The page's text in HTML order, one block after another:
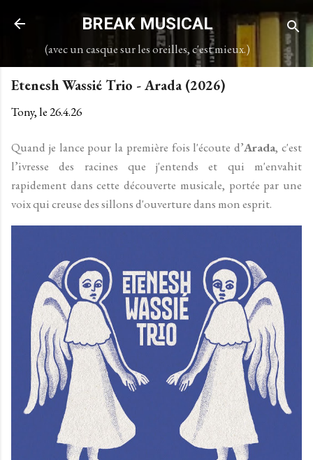
Accéder au contenu principal
BREAK MUSICAL
(avec un casque sur les oreilles, c'est mieux.)
Etenesh Wassié Trio - Arada (2026)
Tony, le26.4.26
Quand je lance pour la première fois l'écoute d’Arada, c'est
l’ivresse des racines que j'entends et qui m'envahit
rapidement dans cette découverte musicale, portée par une
voix qui creuse des sillons d'ouverture dans mon esprit.